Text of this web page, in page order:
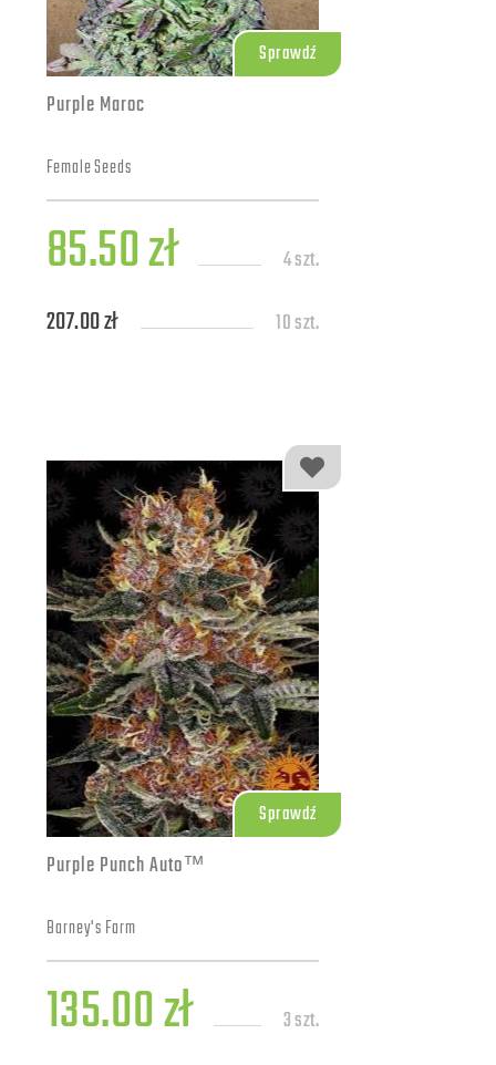
Sprawdź
Purple Maroc
Female Seeds
85.50 zł 4 szt.
207.00 zł 10 szt.
Sprawdź
Purple Punch Auto™
Barney's Farm
135.00 zł 3 szt.